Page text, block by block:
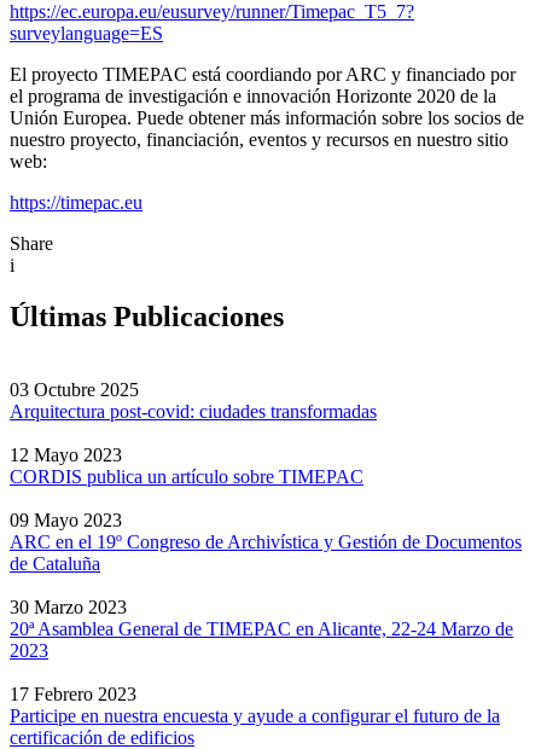
https://ec.europa.eu/eusurvey/runner/Timepac_T5_7?
surveylanguage=ES
El proyecto TIMEPAC está coordiando por ARC y financiado por
el programa de investigación e innovación Horizonte 2020 de la
Unión Europea. Puede obtener más información sobre los socios de
nuestro proyecto, financiación, eventos y recursos en nuestro sitio
web:
https://timepac.eu
Share
i
Últimas Publicaciones
03 Octubre 2025
Arquitectura post-covid: ciudades transformadas
12 Mayo 2023
CORDIS publica un artículo sobre TIMEPAC
09 Mayo 2023
ARC en el 19º Congreso de Archivística y Gestión de Documentos
de Cataluña
30 Marzo 2023
20ª Asamblea General de TIMEPAC en Alicante, 22-24 Marzo de
2023
17 Febrero 2023
Participe en nuestra encuesta y ayude a configurar el futuro de la
certificación de edificios